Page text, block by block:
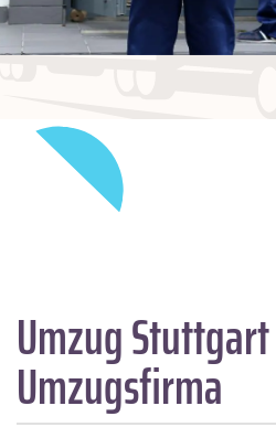
Umzug Stuttgart
Umzugsfirma